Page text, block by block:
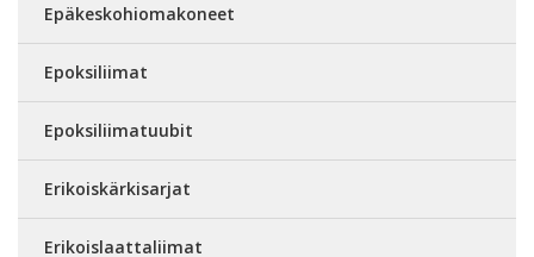
Epäkeskohiomakoneet
Epoksiliimat
Epoksiliimatuubit
Erikoiskärkisarjat
Erikoislaattaliimat